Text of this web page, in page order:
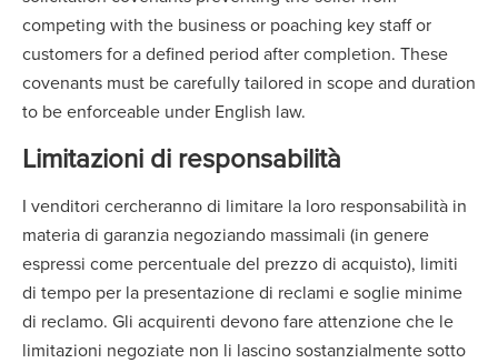
competing with the business or poaching key staff or
customers for a defined period after completion. These
covenants must be carefully tailored in scope and duration
to be enforceable under English law.
Limitazioni di responsabilità
I venditori cercheranno di limitare la loro responsabilità in
materia di garanzia negoziando massimali (in genere
espressi come percentuale del prezzo di acquisto), limiti
di tempo per la presentazione di reclami e soglie minime
di reclamo. Gli acquirenti devono fare attenzione che le
limitazioni negoziate non li lascino sostanzialmente sotto